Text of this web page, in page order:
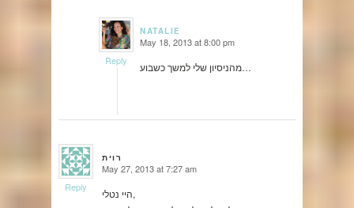
NATALIE
says: May 18, 2013 at 8:00 pm
מהניסיון שלי למשך כשבוע… Reply
רוית
says: May 27, 2013 at 7:27 am
היי נטלי,
Reply